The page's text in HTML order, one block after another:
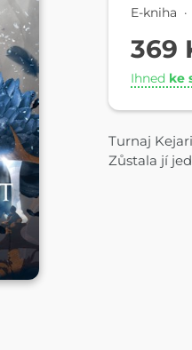
E-kniha ·
369
Ihned ke
Turnaj
Zůstala jí